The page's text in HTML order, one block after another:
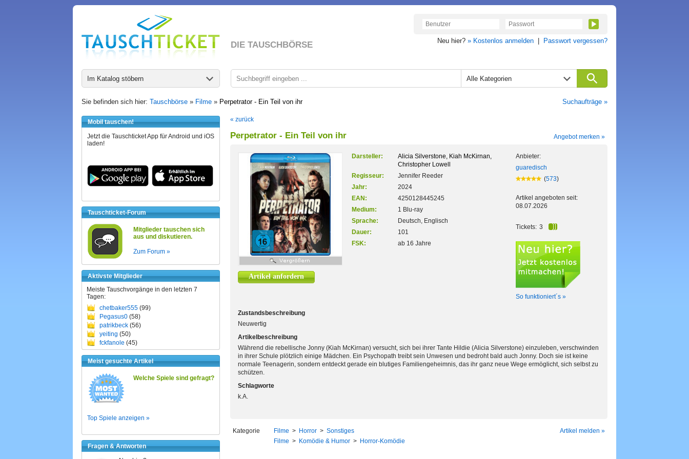
DIE TAUSCHBÖRSE Neu hier? » Kostenlos anmelden Passwort vergessen?
Im Katalog stöbern Alle Kategorien
Sie befinden sich hier: Tauschbörse » Filme » Perpetrator - Ein Teil von ihr Suchaufträge »
Mobil tauschen!
Jetzt die Tauschticket App für Android und iOS
laden!
Tauschticket-Forum
Mitglieder tauschen sich
aus und diskutieren.
Zum Forum »
Aktivste Mitglieder
Meiste Tauschvorgänge in den letzten 7
Tagen:
chetbaker555 (99)
Pegasus0 (58)
patrikbeck (56)
yeiting (50)
fckfanole (45)
Meist gesuchte Artikel
Welche Spiele sind gefragt?
Top Spiele anzeigen »
Fragen & Antworten
« zurück
Perpetrator - Ein Teil von ihr Angebot merken »
Artikel anfordern
Darsteller:
Alicia Silverstone, Kiah McKirnan,
Christopher Lowell
Regisseur:
Jennifer Reeder
Jahr:
2024
EAN:
4250128445245
Medium:
1 Blu-ray
Sprache:
Deutsch, Englisch
Dauer:
101
FSK:
ab 16 Jahre
Anbieter:
guaredisch
(573)
Artikel angeboten seit:
08.07.2026
Tickets: 3
So funktioniert´s »
Zustandsbeschreibung
Neuwertig
Artikelbeschreibung
Während die rebellische Jonny (Kiah McKirnan) versucht, sich bei ihrer Tante Hildie (Alicia Silverstone) einzuleben, verschwinden
in ihrer Schule plötzlich einige Mädchen. Ein Psychopath treibt sein Unwesen und bedroht bald auch Jonny. Doch sie ist keine
normale Teenagerin, sondern entdeckt gerade ein blutiges Familiengeheimnis, das ihr ganz neue Wege ermöglicht, sich selbst zu
schützen.
Schlagworte
k.A.
Kategorie Filme > Horror > Sonstiges
Filme > Komödie & Humor > Horror-Komödie
Artikel melden »